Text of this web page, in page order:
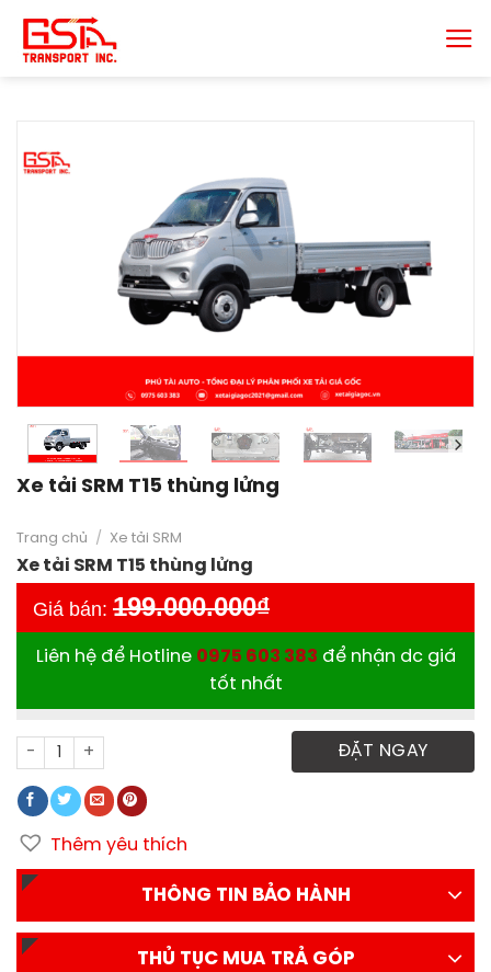
đến
nội
Xe tải SRM T15 thùng lửng
Trang chủ / Xe tải SRM
Xe tải SRM T15 thùng lửng
Giá bán: 199.000.000₫
Liên hệ để Hotline 0975 603 383 để nhận dc giá
tốt nhất
Xe tải SRM T15 thùng lửng số lượng ĐẶT NGAY
Thêm yêu thích
THÔNG TIN BẢO HÀNH
THỦ TỤC MUA TRẢ GÓP